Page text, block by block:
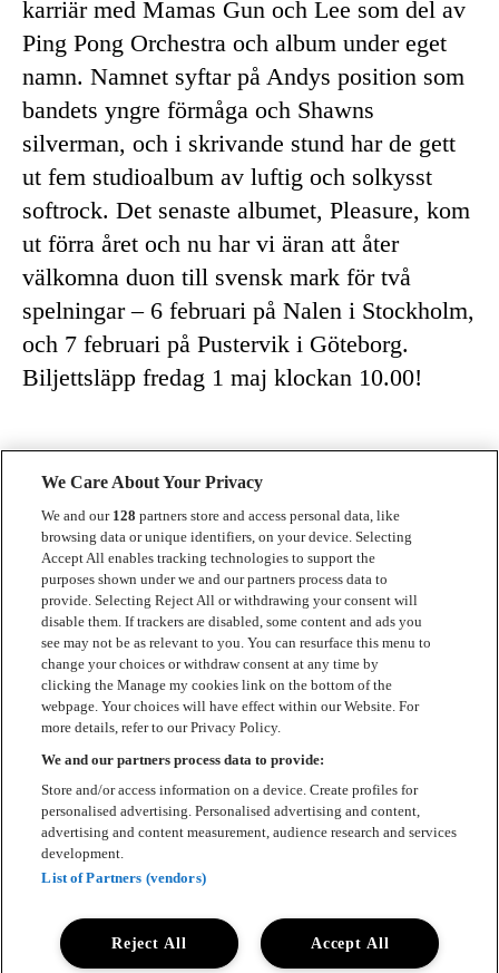
karriär med Mamas Gun och Lee som del av
Ping Pong Orchestra och album under eget
namn. Namnet syftar på Andys position som
bandets yngre förmåga och Shawns
silverman, och i skrivande stund har de gett
ut fem studioalbum av luftig och solkysst
softrock. Det senaste albumet, Pleasure, kom
ut förra året och nu har vi äran att åter
välkomna duon till svensk mark för två
spelningar – 6 februari på Nalen i Stockholm,
och 7 februari på Pustervik i Göteborg.
Biljettsläpp fredag 1 maj klockan 10.00!
Kontakt
Press
Om Luger
Samarbeten
Boka artist
Sekretesspolicy
Cookiepolicy
We Care About Your Privacy
We and our 128 partners store and access personal data, like
browsing data or unique identifiers, on your device. Selecting
Accept All enables tracking technologies to support the
purposes shown under we and our partners process data to
provide. Selecting Reject All or withdrawing your consent will
disable them. If trackers are disabled, some content and ads you
see may not be as relevant to you. You can resurface this menu to
change your choices or withdraw consent at any time by
clicking the Manage my cookies link on the bottom of the
webpage. Your choices will have effect within our Website. For
more details, refer to our Privacy Policy.
We and our partners process data to provide:
Store and/or access information on a device. Create profiles for
personalised advertising. Personalised advertising and content,
advertising and content measurement, audience research and services
development.
List of Partners (vendors)
Accept All
Reject All